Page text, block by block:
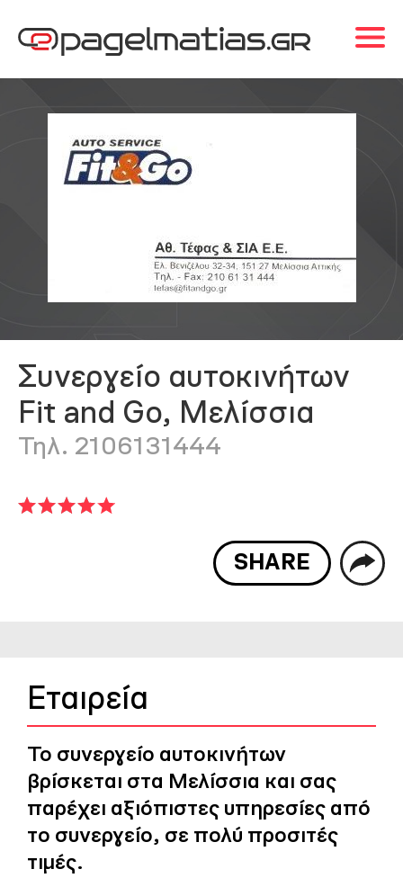
Συνεργείο αυτοκινήτων
Fit and Go, Μελίσσια
Τηλ. 2106131444
SHARE
Εταιρεία
Το συνεργείο αυτοκινήτων
βρίσκεται στα Μελίσσια και σας
παρέχει αξιόπιστες υπηρεσίες από
το συνεργείο, σε πολύ προσιτές
τιμές.